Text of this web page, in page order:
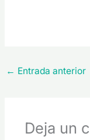
← Entrada anterior
Deja un